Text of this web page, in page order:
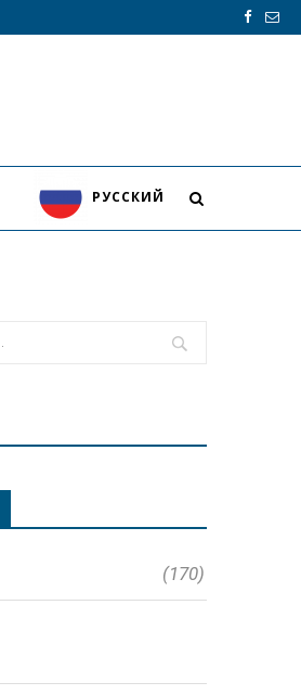
PУССКИЙ
(170)